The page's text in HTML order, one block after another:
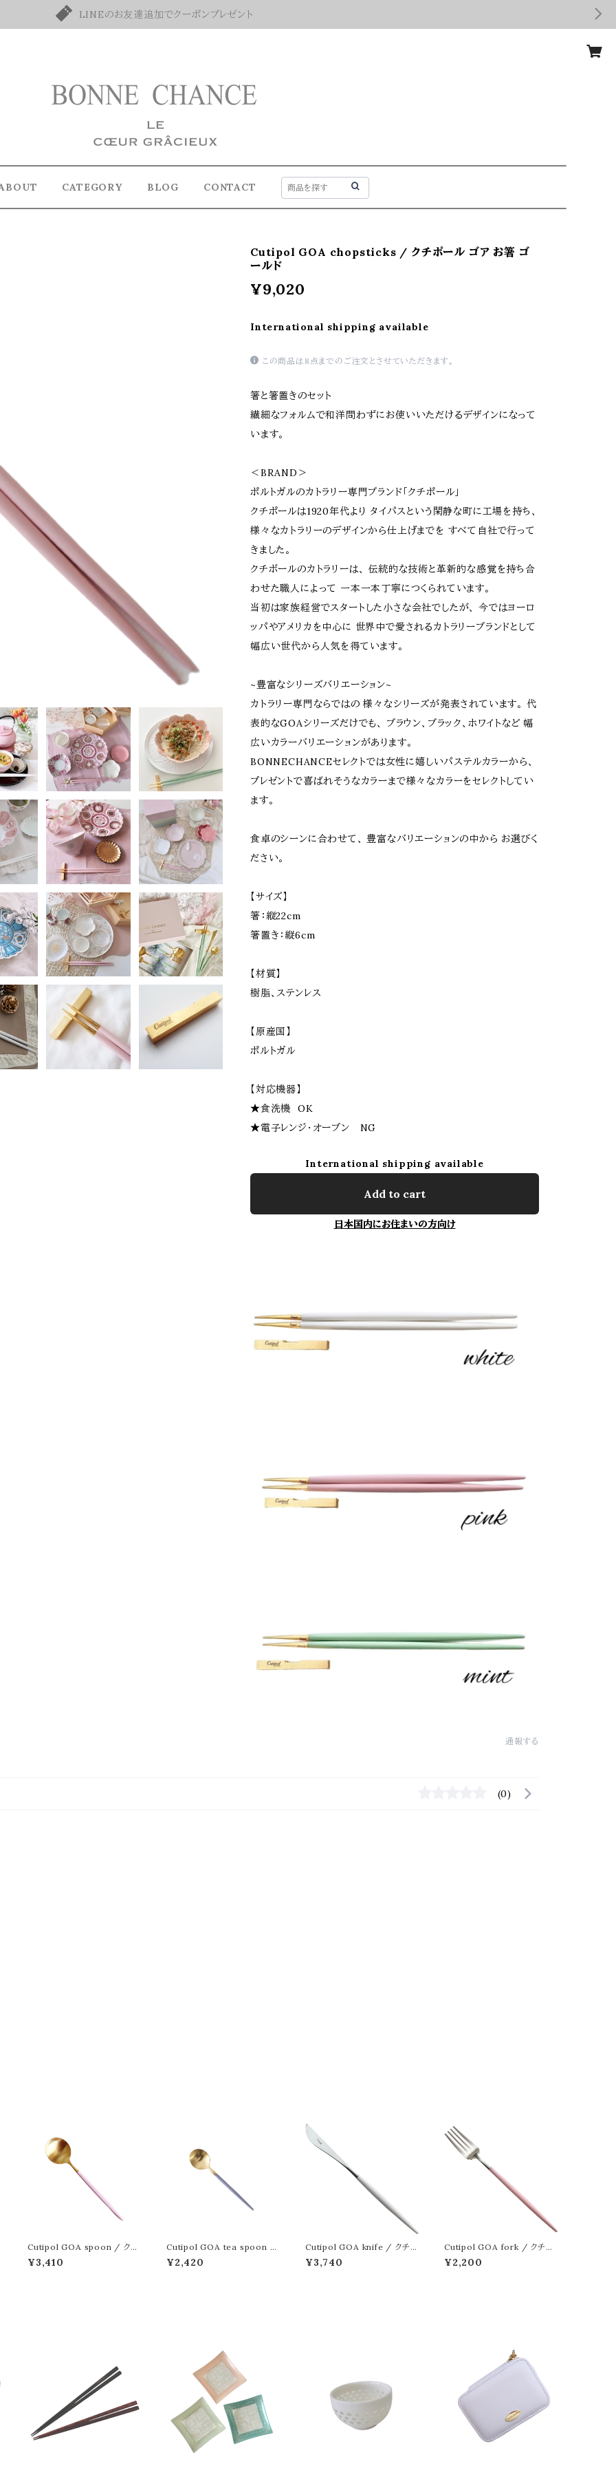
LINEのお友達追加でクーポンプレゼント
CATEGORY BLOG CONTACT
Cutipol GOA chopsticks / クチポール ゴア お箸 ゴ
ールド
¥9,020
International shipping available
この商品は8点までのご注文とさせていただきます。
箸と箸置きのセット
繊細なフォルムで和洋問わずにお使いいただけるデザインになって
います。
＜BRAND＞
ポルトガルのカトラリー専門ブランド「クチポール」
クチポールは1920年代より タイパスという閑静な町に工場を持ち、
様々なカトラリーのデザインから仕上げまでを すべて自社で行って
きました。
クチボールのカトラリーは、 伝統的な技術と革新的な感覚を持ち合
わせた職人によって 一本一本丁寧につくられています。
当初は家族経営でスタートした小さな会社でしたが、 今ではヨーロ
ッパやアメリカを中心に 世界中で愛されるカトラリーブランドとして
幅広い世代から人気を得ています。
~豊富なシリーズバリエーション~
カトラリー専門ならではの 様々なシリーズが発表されています。 代
表的なGOAシリーズだけでも、 ブラウン、ブラック、ホワイトなど 幅
広いカラーバリエーションがあります。
BONNECHANCEセレクトでは女性に嬉しいパステルカラーから、
プレゼントで喜ばれそうなカラーまで様々なカラーをセレクトしてい
ます。
食卓のシーンに合わせて、 豊富なバリエーションの中から お選びく
ださい。
【サイズ】
箸：縦22cm
箸置き：縦6cm
【材質】
樹脂、ステンレス
【原産国】
ポルトガル
【対応機器】
★食洗機 OK
★電子レンジ・オーブン NG
International shipping available
Add to cart
日本国内にお住まいの方向け
通報する
(0)
Cutipol GOA spoon / クチ
ポール ゴア スプーン ゴールド
¥3,410
Cutipol GOA tea spoon /
クチポール ゴア ティースプー
ン ゴールド
¥2,420
Cutipol GOA knife / クチポ
ール ゴア ナイフ シルバー
¥3,740
Cutipol GOA fork / クチポ
ール ゴア フォーク シルバー
¥2,200